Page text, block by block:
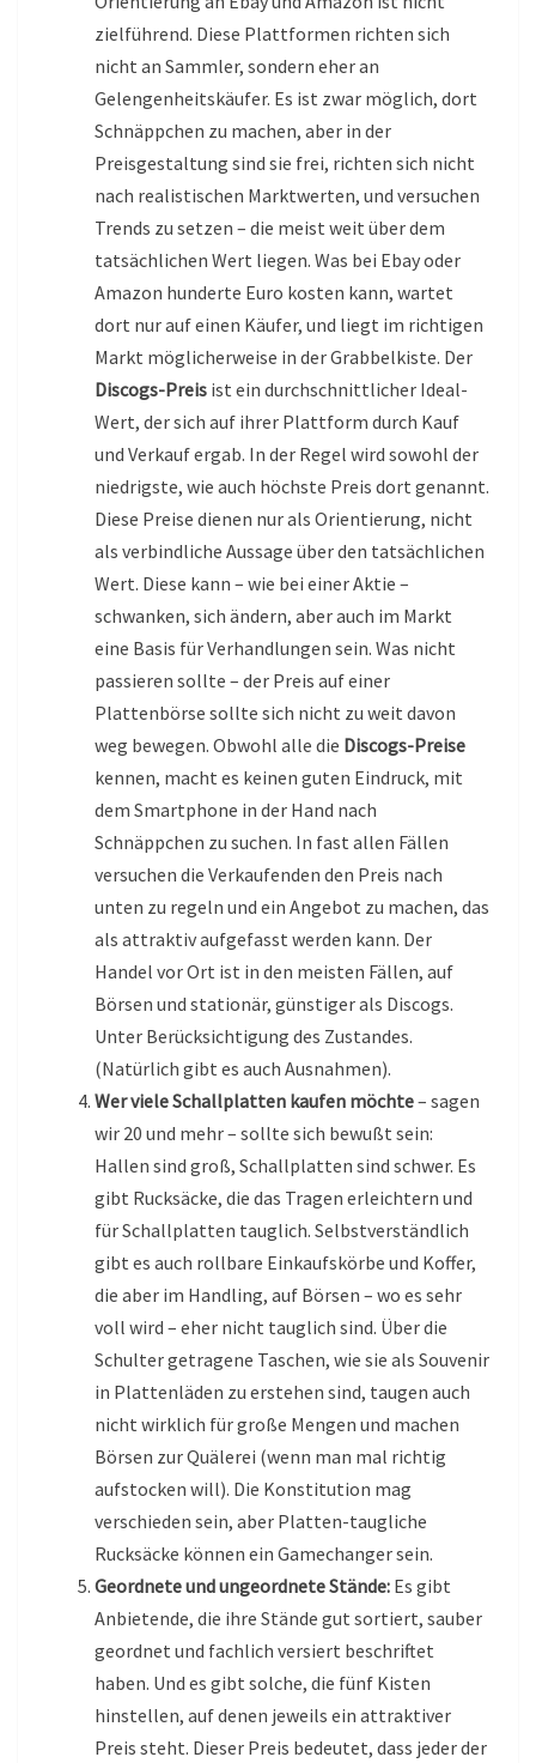
zielführend. Diese Plattformen richten sich
nicht an Sammler, sondern eher an
Gelengenheitskäufer. Es ist zwar möglich, dort
Schnäppchen zu machen, aber in der
Preisgestaltung sind sie frei, richten sich nicht
nach realistischen Marktwerten, und versuchen
Trends zu setzen – die meist weit über dem
tatsächlichen Wert liegen. Was bei Ebay oder
Amazon hunderte Euro kosten kann, wartet
dort nur auf einen Käufer, und liegt im richtigen
Markt möglicherweise in der Grabbelkiste. Der
Discogs-Preis ist ein durchschnittlicher Ideal-
Wert, der sich auf ihrer Plattform durch Kauf
und Verkauf ergab. In der Regel wird sowohl der
niedrigste, wie auch höchste Preis dort genannt.
Diese Preise dienen nur als Orientierung, nicht
als verbindliche Aussage über den tatsächlichen
Wert. Diese kann – wie bei einer Aktie –
schwanken, sich ändern, aber auch im Markt
eine Basis für Verhandlungen sein. Was nicht
passieren sollte – der Preis auf einer
Plattenbörse sollte sich nicht zu weit davon
weg bewegen. Obwohl alle die Discogs-Preise
kennen, macht es keinen guten Eindruck, mit
dem Smartphone in der Hand nach
Schnäppchen zu suchen. In fast allen Fällen
versuchen die Verkaufenden den Preis nach
unten zu regeln und ein Angebot zu machen, das
als attraktiv aufgefasst werden kann. Der
Handel vor Ort ist in den meisten Fällen, auf
Börsen und stationär, günstiger als Discogs.
Unter Berücksichtigung des Zustandes.
(Natürlich gibt es auch Ausnahmen).
Wer viele Schallplatten kaufen möchte– sagen
wir 20 und mehr – sollte sich bewußt sein:
Hallen sind groß, Schallplatten sind schwer. Es
gibt Rucksäcke, die das Tragen erleichtern und
für Schallplatten tauglich. Selbstverständlich
gibt es auch rollbare Einkaufskörbe und Koffer,
die aber im Handling, auf Börsen – wo es sehr
voll wird – eher nicht tauglich sind. Über die
Schulter getragene Taschen, wie sie als Souvenir
in Plattenläden zu erstehen sind, taugen auch
nicht wirklich für große Mengen und machen
Börsen zur Quälerei (wenn man mal richtig
aufstocken will). Die Konstitution mag
verschieden sein, aber Platten-taugliche
Rucksäcke können ein Gamechanger sein.
Geordnete und ungeordnete Stände: Es gibt
Anbietende, die ihre Stände gut sortiert, sauber
geordnet und fachlich versiert beschriftet
haben. Und es gibt solche, die fünf Kisten
hinstellen, auf denen jeweils ein attraktiver
Preis steht. Dieser Preis bedeutet, dass jeder der